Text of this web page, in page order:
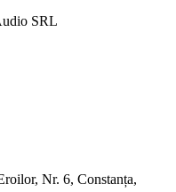
SRL
Nr. 6, Constanța,